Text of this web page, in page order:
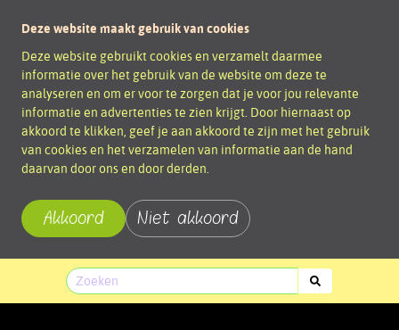
Deze website maakt gebruik van cookies
Deze website gebruikt cookies en verzamelt daarmee
informatie over het gebruik van de website om deze te
analyseren en om er voor te zorgen dat je voor jou relevante
informatie en advertenties te zien krijgt. Door hiernaast op
akkoord te klikken, geef je aan akkoord te zijn met het gebruik
van cookies en het verzamelen van informatie aan de hand
daarvan door ons en door derden.
Akkoord Niet akkoord